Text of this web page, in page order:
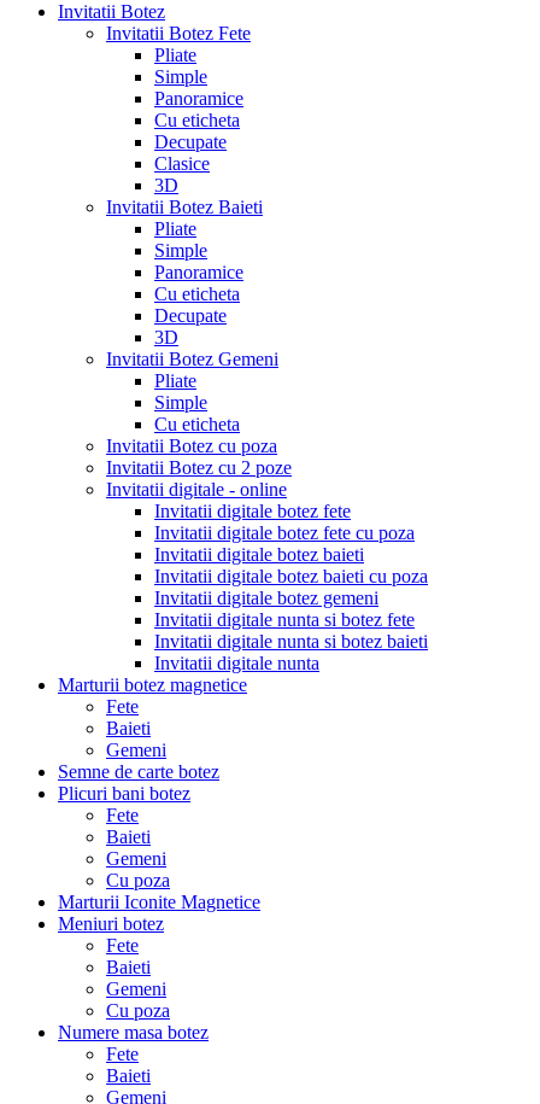
Invitatii Botez
Invitatii Botez Fete
Pliate
Simple
Panoramice
Cu eticheta
Decupate
Clasice
3D
Invitatii Botez Baieti
Pliate
Simple
Panoramice
Cu eticheta
Decupate
3D
Invitatii Botez Gemeni
Pliate
Simple
Cu eticheta
Invitatii Botez cu poza
Invitatii Botez cu 2 poze
Invitatii digitale - online
Invitatii digitale botez fete
Invitatii digitale botez fete cu poza
Invitatii digitale botez baieti
Invitatii digitale botez baieti cu poza
Invitatii digitale botez gemeni
Invitatii digitale nunta si botez fete
Invitatii digitale nunta si botez baieti
Invitatii digitale nunta
Marturii botez magnetice
Fete
Baieti
Gemeni
Semne de carte botez
Plicuri bani botez
Fete
Baieti
Gemeni
Cu poza
Marturii Iconite Magnetice
Meniuri botez
Fete
Baieti
Gemeni
Cu poza
Numere masa botez
Fete
Baieti
Gemeni